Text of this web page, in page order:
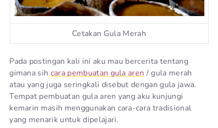
Cetakan Gula Merah
Pada postingan kali ini aku mau bercerita tentang
gimana sih cara pembuatan gula aren / gula merah
atau yang juga seringkali disebut dengan gula jawa.
Tempat pembuatan gula aren yang aku kunjungi
kemarin masih menggunakan cara-cara tradisional
yang menarik untuk dipelajari.